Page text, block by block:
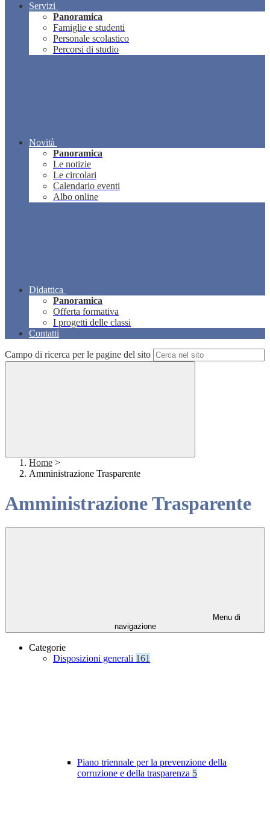
Servizi
Panoramica
Famiglie e studenti
Personale scolastico
Percorsi di studio
Novità
Panoramica
Le notizie
Le circolari
Calendario eventi
Albo online
Didattica
Panoramica
Offerta formativa
I progetti delle classi
Contatti
Campo di ricerca per le pagine del sito
Home >
Amministrazione Trasparente
Amministrazione Trasparente
Menu di
navigazione
Categorie
Disposizioni generali 161
Piano triennale per la prevenzione della
corruzione e della trasparenza 5